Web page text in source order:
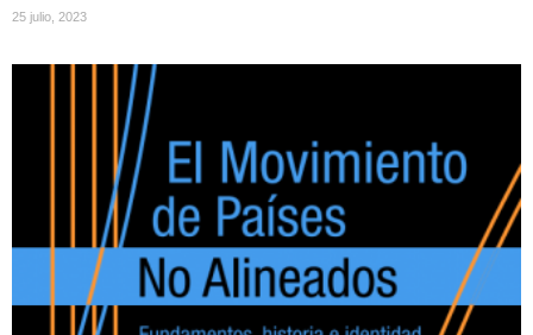
25 julio, 2023